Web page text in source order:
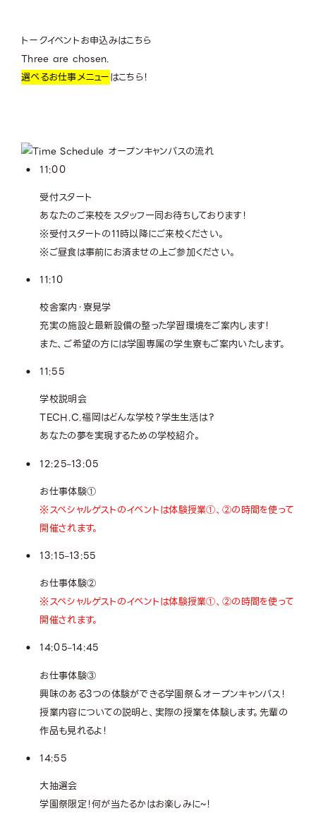
トークイベントお申込みはこちら
Three are chosen.
選べるお仕事メニューはこちら！
11:00
受付スタート
あなたのご来校をスタッフ一同お待ちしております！
※受付スタートの11時以降にご来校ください。
※ご昼食は事前にお済ませの上ご参加ください。
11:10
校舎案内・寮見学
充実の施設と最新設備の整った学習環境をご案内します！
また、ご希望の方には学園専属の学生寮もご案内いたします。
11:55
学校説明会
TECH.C.福岡はどんな学校？学生生活は？
あなたの夢を実現するための学校紹介。
12:25–13:05
お仕事体験①
※スペシャルゲストのイベントは体験授業①、②の時間を使って
開催されます。
13:15–13:55
お仕事体験②
※スペシャルゲストのイベントは体験授業①、②の時間を使って
開催されます。
14:05–14:45
お仕事体験③
興味のある3つの体験ができる学園祭＆オープンキャンパス！
授業内容についての説明と、実際の授業を体験します。先輩の
作品も見れるよ！
14:55
大抽選会
学園祭限定！何が当たるかはお楽しみに~！